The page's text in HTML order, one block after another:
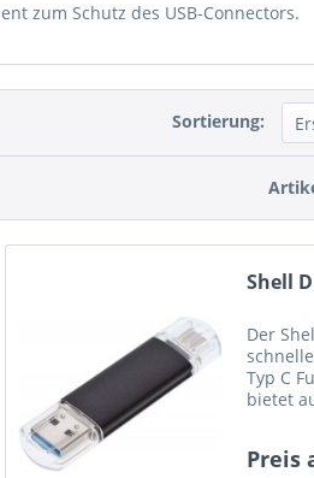
zum Schutz des USB-Connectors.
Sortierung:
Shell
Der
Typ C
bietet
Seite
Preis